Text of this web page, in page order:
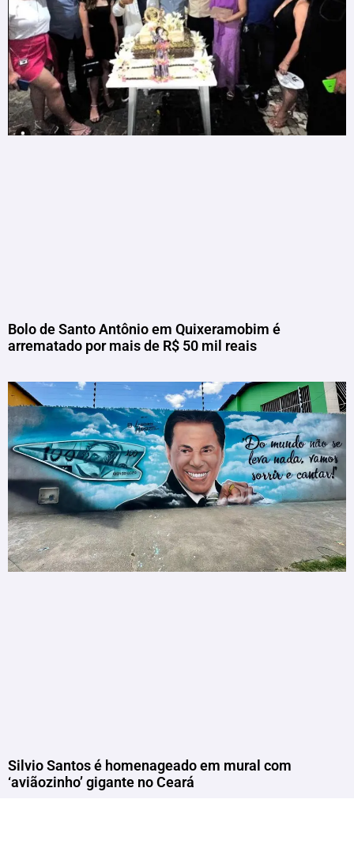
Bolo de Santo Antônio em Quixeramobim é
arrematado por mais de R$ 50 mil reais
Silvio Santos é homenageado em mural com
‘aviãozinho’ gigante no Ceará